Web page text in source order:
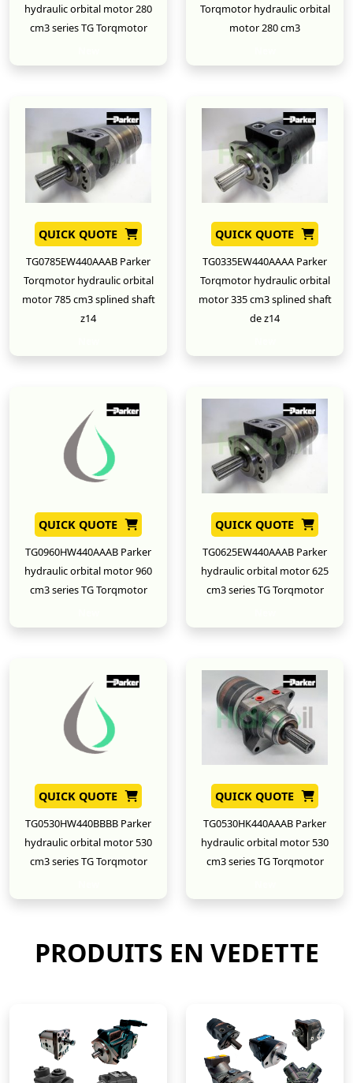
hydraulic orbital motor 280
cm3 series TG Torqmotor
Torqmotor hydraulic orbital
motor 280 cm3
QUICK QUOTE
TG0785EW440AAAB Parker
Torqmotor hydraulic orbital
motor 785 cm3 splined shaft
z14
QUICK QUOTE
TG0335EW440AAAA Parker
Torqmotor hydraulic orbital
motor 335 cm3 splined shaft
de z14
QUICK QUOTE
TG0960HW440AAAB Parker
hydraulic orbital motor 960
cm3 series TG Torqmotor
QUICK QUOTE
TG0625EW440AAAB Parker
hydraulic orbital motor 625
cm3 series TG Torqmotor
QUICK QUOTE
TG0530HW440BBBB Parker
hydraulic orbital motor 530
cm3 series TG Torqmotor
QUICK QUOTE
TG0530HK440AAAB Parker
hydraulic orbital motor 530
cm3 series TG Torqmotor
PRODUITS EN VEDETTE